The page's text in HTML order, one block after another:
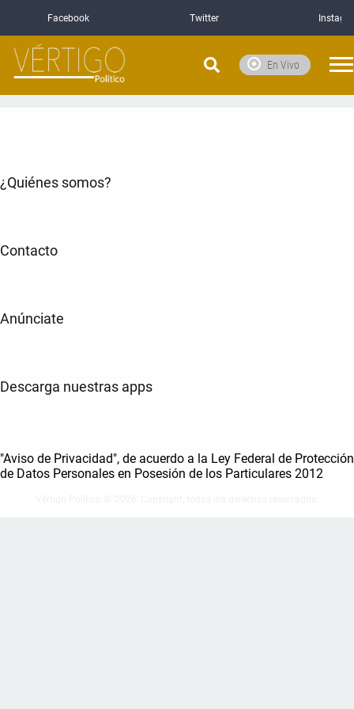
Facebook Twitter
En Vivo
¿Quiénes somos?
Contacto
Anúnciate
Descarga nuestras apps
"Aviso de Privacidad", de acuerdo a la Ley Federal de Protección
de Datos Personales en Posesión de los Particulares 2012